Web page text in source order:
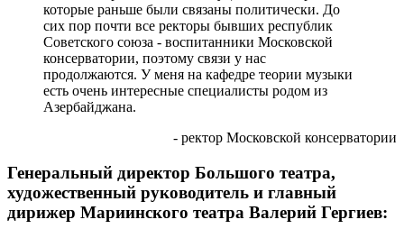
которые раньше были связаны политически. До
сих пор почти все ректоры бывших республик
Советского союза - воспитанники Московской
консерватории, поэтому связи у нас
продолжаются. У меня на кафедре теории музыки
есть очень интересные специалисты родом из
Азербайджана.
- ректор Московской консерватории
Генеральный директор Большого театра,
художественный руководитель и главный
дирижер Мариинского театра Валерий Гергиев: